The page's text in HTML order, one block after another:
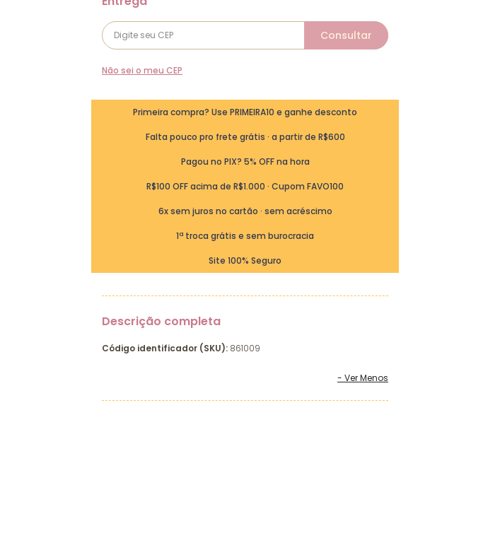
Não sei o meu CEP
Primeira compra? Use PRIMEIRA10 e ganhe desconto
Falta pouco pro frete grátis · a partir de R$600
Pagou no PIX? 5% OFF na hora
R$100 OFF acima de R$1.000 · Cupom FAVO100
6x sem juros no cartão · sem acréscimo
1ª troca grátis e sem burocracia
Site 100% Seguro
Descrição completa
Código identificador (SKU): 861009